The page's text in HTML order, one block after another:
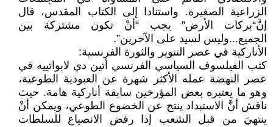
الزراعية الصغيرة. واستنادا إلى الكتاب المقدس، قال
إنَّ“بركات الأرض” يجب “أنْ تكون مشتركة بين
الجميع...وليس لسيد على الآخرين”.
الأناركية في عصر التنوير والثورة الفرنسية:
كتب الفيلسوف السياسي الفرنسي أتين دي لابواتييه في
عصر النهضة عمله الأكثر شهرة عن العبودية الطوعية،
وهو ما يعتبره بعض المؤرخين سابقة أناركية هامة. حيث
ناقش أنَّ الاستبداد ينتج عن الخضوع الطوعي، ويمكن أنْ
ينتهيَ من قبل الشعب إذا رفض الانصياع للسلطات